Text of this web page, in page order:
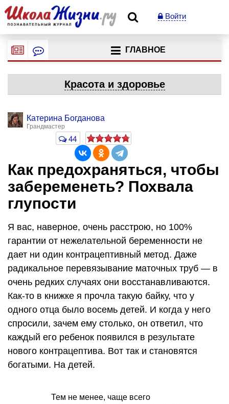
Войти
ГЛАВНОЕ
Красота и здоровье
Катерина Богданова
Грандмастер
44
Как предохраняться, чтобы
забеременеть? Похвала
глупости
Я вас, наверное, очень расстрою, но 100%
гарантии от нежелательной беременности не
дает ни один контрацептивный метод. Даже
радикальное перевязывание маточных труб — в
очень редких случаях они восстанавливаются.
Как-то в книжке я прочла такую байку, что у
одного отца было восемь детей. И когда у него
спросили, зачем ему столько, он ответил, что
каждый его ребенок появился в результате
нового контрацептива. Вот так и становятся
богатыми. На детей.
Тем не менее, чаще всего